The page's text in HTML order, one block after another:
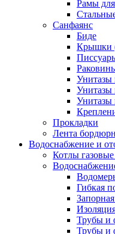
Рамы
Санфаянс
Биде
Крышки
Унитазы
Унитазы
Унитазы
Прокладки
Лента
Водоснабжение и
Котлы
Гибкая
Трубы и
Трубы и